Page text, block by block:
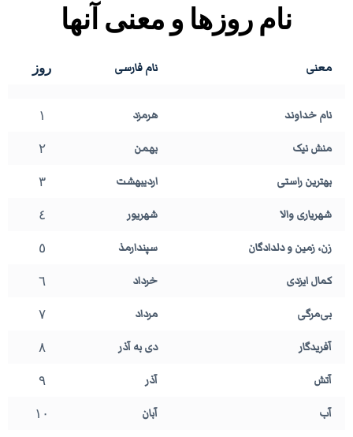
نام روزها و معنی آنها
معنی نام فارسی روز
نام خداوند هرمزد ١
منش نیک بهمن ٢
بهترین راستی اردیبهشت ٣
شهریاری والا شهریور ٤
زن، زمین و دلدادگان سپندارمذ ٥
کمال ایزدی خرداد ٦
بی‌مرگی مرداد ٧
آفریدگار دی به آذر ٨
آتش آذر ٩
آب آبان ١٠